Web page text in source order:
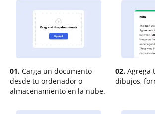
01. Carga un documento
desde tu ordenador o
almacenamiento en la nube.
02. Agrega
dibujos,